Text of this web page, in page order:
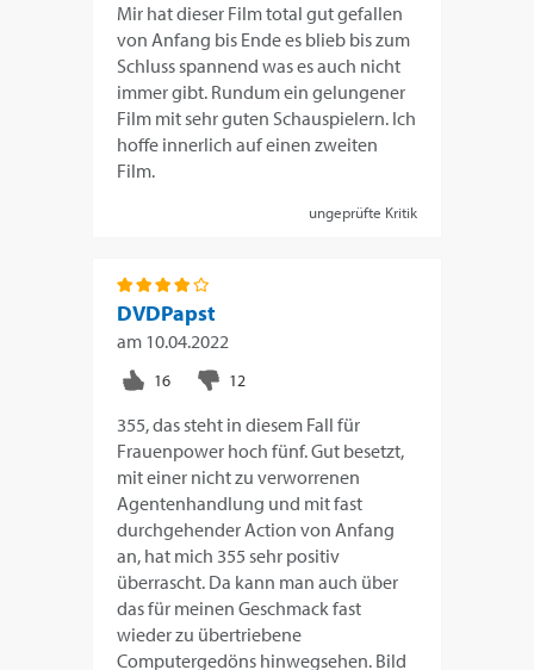
Mir hat dieser Film total gut gefallen
von Anfang bis Ende es blieb bis zum
Schluss spannend was es auch nicht
immer gibt. Rundum ein gelungener
Film mit sehr guten Schauspielern. Ich
hoffe innerlich auf einen zweiten
Film.
ungeprüfte Kritik
DVDPapst
am 10.04.2022
355, das steht in diesem Fall für
Frauenpower hoch fünf. Gut besetzt,
mit einer nicht zu verworrenen
Agentenhandlung und mit fast
durchgehender Action von Anfang
an, hat mich 355 sehr positiv
überrascht. Da kann man auch über
das für meinen Geschmack fast
wieder zu übertriebene
Computergedöns hinwegsehen. Bild